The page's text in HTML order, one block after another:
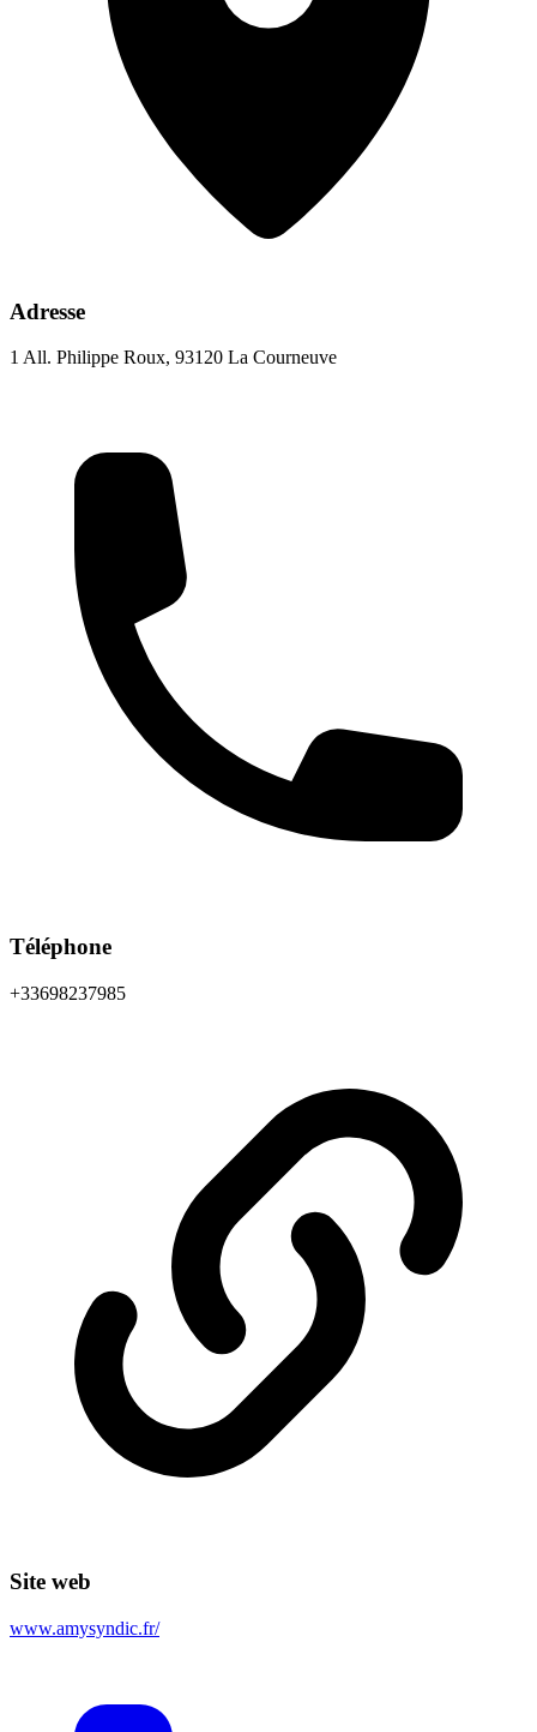
Adresse
1 All. Philippe Roux, 93120 La Courneuve
Téléphone
+33698237985
Site web
www.amysyndic.fr/